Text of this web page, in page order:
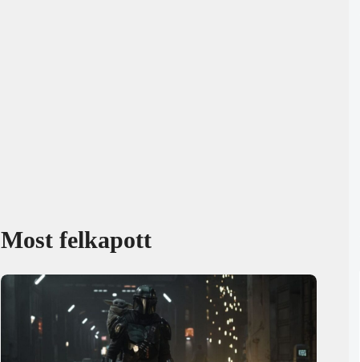
Most felkapott